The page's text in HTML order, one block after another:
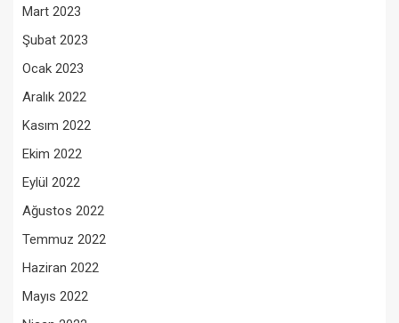
Mart 2023
Şubat 2023
Ocak 2023
Aralık 2022
Kasım 2022
Ekim 2022
Eylül 2022
Ağustos 2022
Temmuz 2022
Haziran 2022
Mayıs 2022